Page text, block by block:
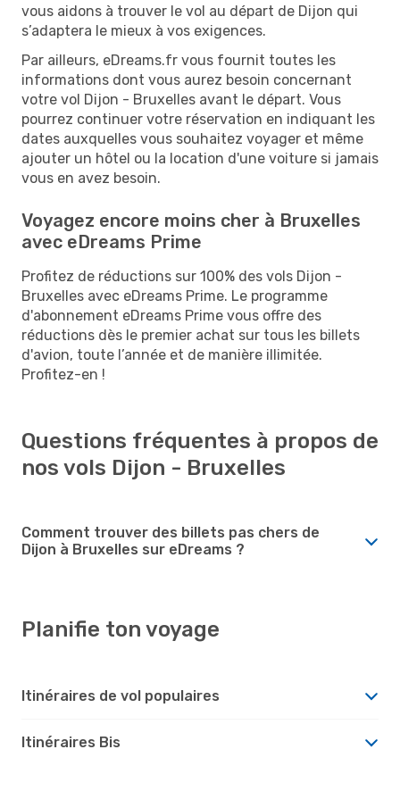
vous aidons à trouver le vol au départ de Dijon qui
s’adaptera le mieux à vos exigences.
Par ailleurs, eDreams.fr vous fournit toutes les
informations dont vous aurez besoin concernant
votre vol Dijon - Bruxelles avant le départ. Vous
pourrez continuer votre réservation en indiquant les
dates auxquelles vous souhaitez voyager et même
ajouter un hôtel ou la location d'une voiture si jamais
vous en avez besoin.
Voyagez encore moins cher à Bruxelles
avec eDreams Prime
Profitez de réductions sur 100% des vols Dijon -
Bruxelles avec eDreams Prime. Le programme
d'abonnement eDreams Prime vous offre des
réductions dès le premier achat sur tous les billets
d'avion, toute l’année et de manière illimitée.
Profitez-en !
Questions fréquentes à propos de
nos vols Dijon - Bruxelles
Comment trouver des billets pas chers de
Dijon à Bruxelles sur eDreams ?
Planifie ton voyage
Itinéraires de vol populaires
Itinéraires Bis